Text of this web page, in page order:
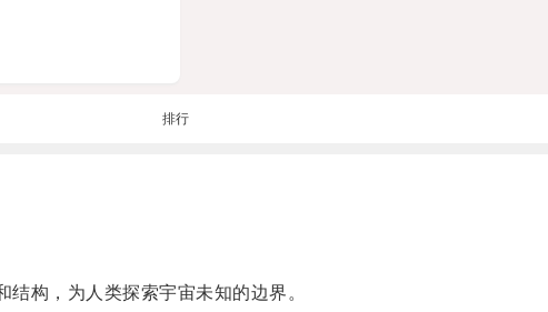
排行
构，为人类探索宇宙未知的边界。